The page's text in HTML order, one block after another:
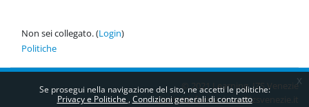
Se prosegui nella navigazione del sito, ne accetti le politiche:
Privacy e Politiche Condizioni generali di contratto
x
Non sei collegato. (Login)
Politiche
© 2021 Learning IZS Venezie
Contatti:formazione@izsvenezie.it